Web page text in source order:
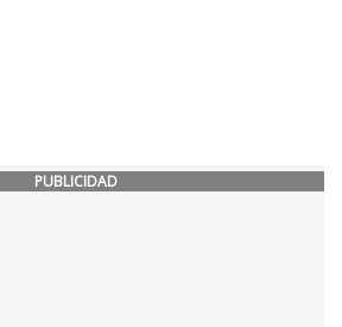
PUBLICIDAD